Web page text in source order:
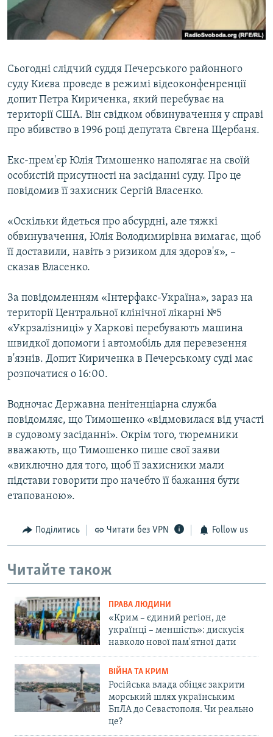
ВІДЕОУРОКИ «ELIFBE»
СВІДЧЕННЯ ОКУПАЦІЇ
Русский
Qırımtatar
ДОЛУЧАЙСЯ!
Усі сайти RFE/RL
Сьогодні слідчий суддя Печерського районного
суду Києва проведе в режимі відеоконфенренції
допит Петра Кириченка, який перебуває на
території США. Він свідком обвинувачення у справі
про вбивство в 1996 році депутата Євгена Щербаня.
Екс-прем'єр Юлія Тимошенко наполягає на своїй
особистій присутності на засіданні суду. Про це
повідомив її захисник Сергій Власенко.
«Оскільки йдеться про абсурдні, але тяжкі
обвинувачення, Юлія Володимирівна вимагає, щоб
її доставили, навіть з ризиком для здоров'я», –
сказав Власенко.
За повідомленням «Інтерфакс-Україна», зараз на
території Центральної клінічної лікарні №5
«Укрзалізниці» у Харкові перебувають машина
швидкої допомоги і автомобіль для перевезення
в'язнів. Допит Кириченка в Печерському суді має
розпочатися о 16:00.
Водночас Державна пенітенціарна служба
повідомляє, що Тимошенко «відмовилася від участі
в судовому засіданні». Окрім того, тюремники
вважають, що Тимошенко пише свої заяви
«виключно для того, щоб її захисники мали
підстави говорити про начебто її бажання бути
етапованою».
Поділитись Читати без VPN Follow us
Читайте також
ПРАВА ЛЮДИНИ
«Крим – єдиний регіон, де
українці – меншість»: дискусія
навколо нової пам'ятної дати
ВІЙНА ТА КРИМ
Російська влада обіцяє закрити
морський шлях українським
БпЛА до Севастополя. Чи реально
це?